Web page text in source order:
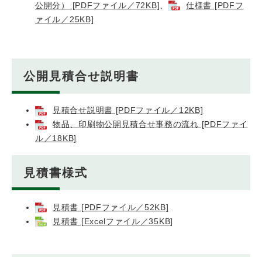
公開分） [PDFファイル／72KB] 、
仕様書 [PDFフ
ァイル／25KB]
公開見積合せ説明書
見積合せ説明書 [PDFファイル／12KB]
物品、印刷物公開見積合せ事務の流れ [PDFファイ
ル／18KB]
見積書様式
見積書 [PDFファイル／52KB]
見積書 [Excelファイル／35KB]